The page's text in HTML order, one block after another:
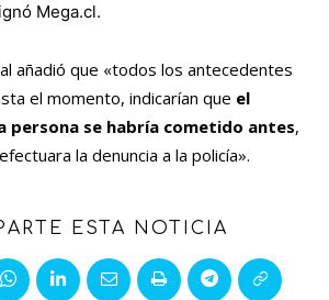
Mega.cl.
añadió que «todos los antecedentes
el momento, indicarían que el
persona se habría cometido antes,
la denuncia a la policía».
ESTA NOTICIA